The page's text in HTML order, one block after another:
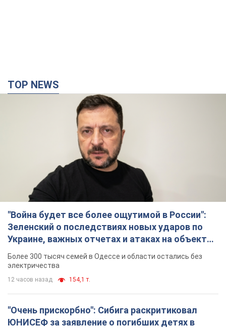
TOP NEWS
"Война будет все более ощутимой в России":
Зеленский о последствиях новых ударов по
Украине, важных отчетах и атаках на объекты
противника. Видео
Более 300 тысяч семей в Одессе и области остались без
электричества
12 часов назад 154,1 т.
"Очень прискорбно": Сибига раскритиковал
ЮНИСЕФ за заявление о погибших детях в